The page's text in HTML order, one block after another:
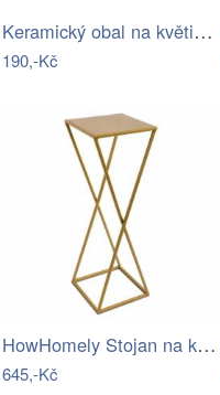
Keramický obal na květináč s kvítky…
190,-Kč
HowHomely Stojan na květiny ESPIRAL 70…
645,-Kč